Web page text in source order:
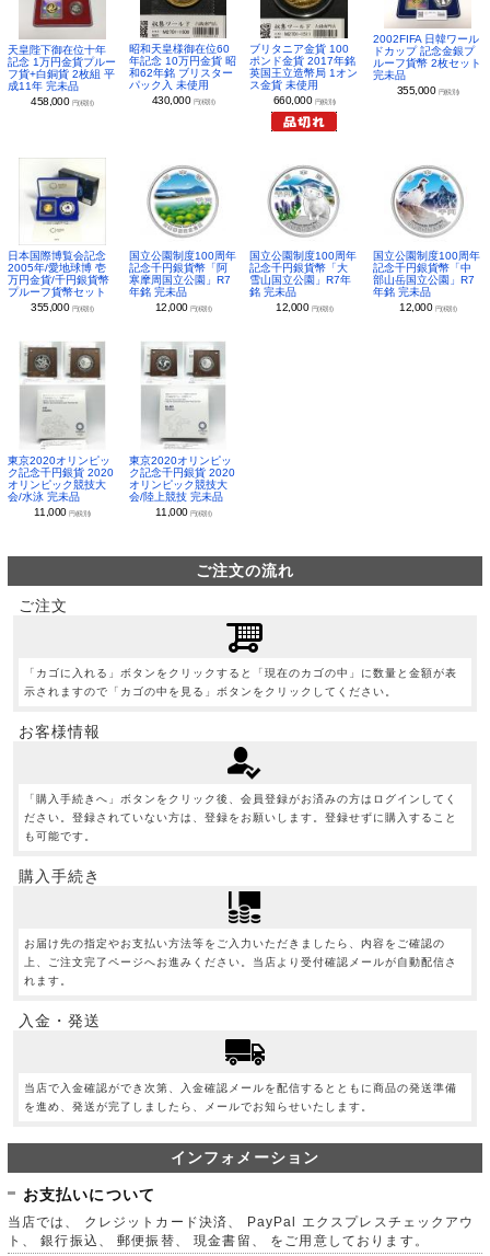
天皇陛下御在位十年
記念 1万円金貨プルー
フ貨+白銅貨 2枚組 平
成11年 完未品
458,000 円(税別)
昭和天皇様御在位60
年記念 10万円金貨 昭
和62年銘 ブリスター
パック入 未使用
430,000 円(税別)
ブリタニア金貨 100
ポンド金貨 2017年銘
英国王立造幣局 1オン
ス金貨 未使用
660,000 円(税別)
2002FIFA 日韓ワール
ドカップ 記念金銀プ
ルーフ貨幣 2枚セット
完未品
355,000 円(税別)
日本国際博覧会記念
2005年/愛地球博 壱
万円金貨/千円銀貨幣
プルーフ貨幣セット
355,000 円(税別)
国立公園制度100周年
記念千円銀貨幣「阿
寒摩周国立公園」R7
年銘 完未品
12,000 円(税別)
国立公園制度100周年
記念千円銀貨幣「大
雪山国立公園」R7年
銘 完未品
12,000 円(税別)
国立公園制度100周年
記念千円銀貨幣「中
部山岳国立公園」R7
年銘 完未品
12,000 円(税別)
東京2020オリンピッ
ク記念千円銀貨 2020
オリンピック競技大
会/水泳 完未品
11,000円(税別)
東京2020オリンピッ
ク記念千円銀貨 2020
オリンピック競技大
会/陸上競技 完未品
11,000 円(税別)
ご注文の流れ
ご注文
「カゴに入れる」ボタンをクリックすると「現在のカゴの中」に数量と金額が表
示されますので「カゴの中を見る」ボタンをクリックしてください。
お客様情報
「購入手続きへ」ボタンをクリック後、会員登録がお済みの方はログインしてく
ださい。登録されていない方は、登録をお願いします。登録せずに購入すること
も可能です。
購入手続き
お届け先の指定やお支払い方法等をご入力いただきましたら、内容をご確認の
上、ご注文完了ページへお進みください。当店より受付確認メールが自動配信さ
れます。
入金・発送
当店で入金確認ができ次第、入金確認メールを配信するとともに商品の発送準備
を進め、発送が完了しましたら、メールでお知らせいたします。
インフォメーション
お支払いについて
当店では、 クレジットカード決済、 PayPal エクスプレスチェックアウ
ト、 銀行振込、 郵便振替、 現金書留、 をご用意しております。